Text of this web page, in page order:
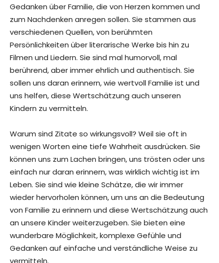
Gedanken über Familie, die von Herzen kommen und
zum Nachdenken anregen sollen. Sie stammen aus
verschiedenen Quellen, von berühmten
Persönlichkeiten über literarische Werke bis hin zu
Filmen und Liedern. Sie sind mal humorvoll, mal
berührend, aber immer ehrlich und authentisch. Sie
sollen uns daran erinnern, wie wertvoll Familie ist und
uns helfen, diese Wertschätzung auch unseren
Kindern zu vermitteln.
Warum sind Zitate so wirkungsvoll? Weil sie oft in
wenigen Worten eine tiefe Wahrheit ausdrücken. Sie
können uns zum Lachen bringen, uns trösten oder uns
einfach nur daran erinnern, was wirklich wichtig ist im
Leben. Sie sind wie kleine Schätze, die wir immer
wieder hervorholen können, um uns an die Bedeutung
von Familie zu erinnern und diese Wertschätzung auch
an unsere Kinder weiterzugeben. Sie bieten eine
wunderbare Möglichkeit, komplexe Gefühle und
Gedanken auf einfache und verständliche Weise zu
vermitteln.